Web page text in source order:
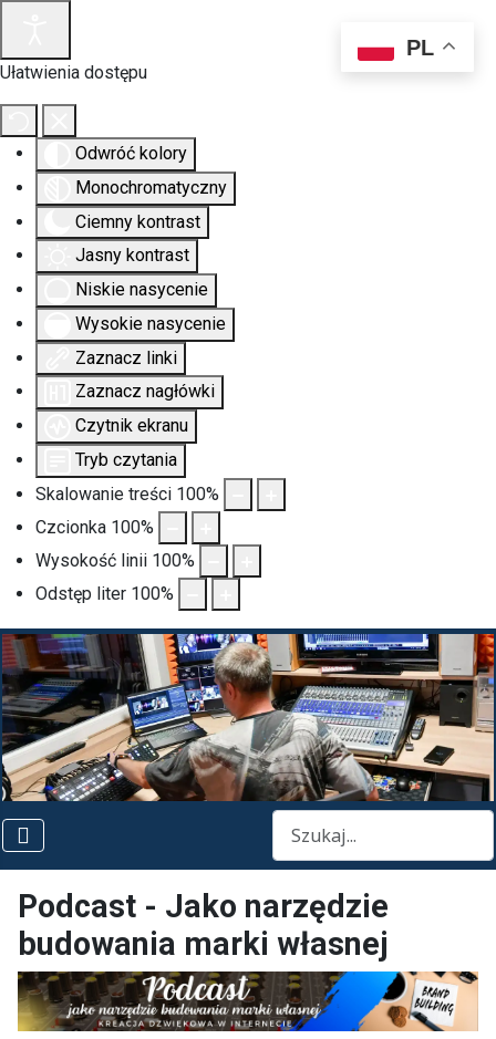
Ułatwienia dostępu
Odwróć kolory
Monochromatyczny
Ciemny kontrast
Jasny kontrast
Niskie nasycenie
Wysokie nasycenie
Zaznacz linki
Zaznacz nagłówki
Czytnik ekranu
Tryb czytania
Skalowanie treści 100%
Czcionka 100%
Wysokość linii 100%
Odstęp liter 100%
PL
Szukaj
Podcast - Jako narzędzie
budowania marki własnej